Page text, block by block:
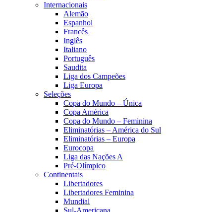
Internacionais
Alemão
Espanhol
Francês
Inglês
Italiano
Português
Saudita
Liga dos Campeões
Liga Europa
Seleções
Copa do Mundo – Única
Copa América
Copa do Mundo – Feminina
Eliminatórias – América do Sul
Eliminatórias – Europa
Eurocopa
Liga das Nações A
Pré-Olímpico
Continentais
Libertadores
Libertadores Feminina
Mundial
Sul-Americana